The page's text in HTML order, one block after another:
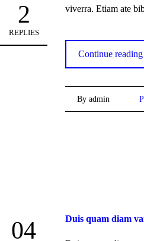
2
REPLIES
viverra. Etiam ate
Continue reading
By admin
04 Duis quam diam